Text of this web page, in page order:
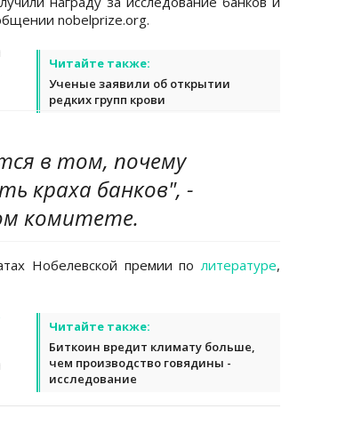
nobelprize.org.
Читайте также:
Ученые заявили об открытии
редких групп крови
в том, почему
краха банков", -
комитете.
Нобелевской премии по литературе,
Читайте также:
Биткоин вредит климату больше,
чем производство говядины -
исследование